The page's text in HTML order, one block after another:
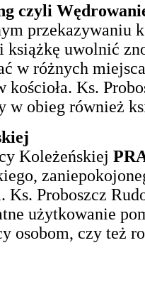
czyli
uwolnić
w różnych
kościoła. Ks.
w obieg również
Koleżeńskiej
Ks. Proboszcz
użytkowanie
osobom, czy też